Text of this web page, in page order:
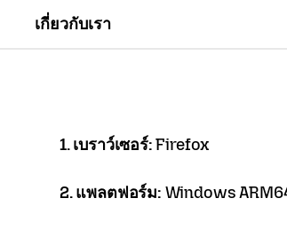
เกี่ยวกับเรา
1. เบราว์เซอร์:Firefox
2. แพลตฟอร์ม: Windows